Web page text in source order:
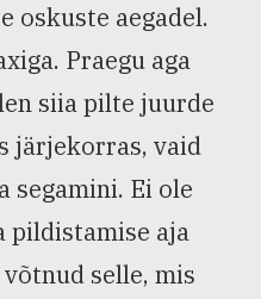
oskuste aegadel.
Praegu aga
siia pilte juurde
järjekorras, vaid
segamini. Ei ole
pildistamise aja
selle, mis